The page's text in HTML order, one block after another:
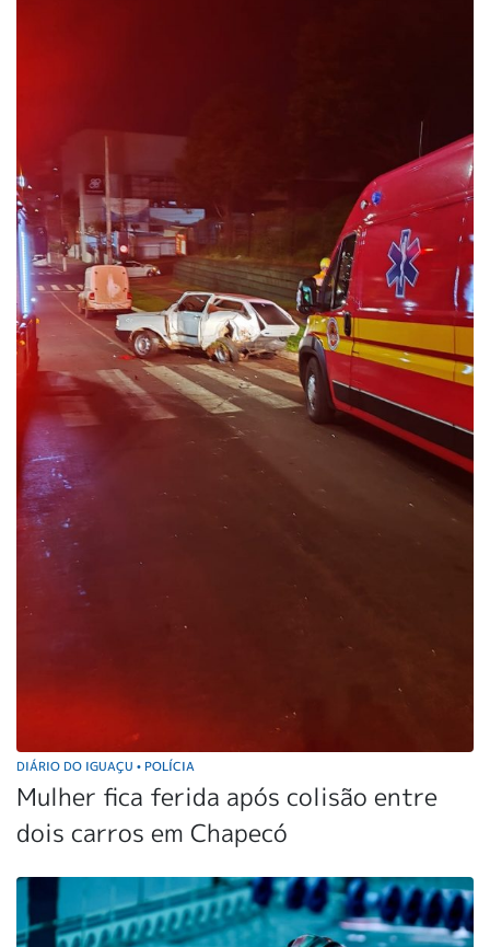
DIÁRIO DO IGUAÇU • POLÍCIA
Mulher fica ferida após colisão entre
dois carros em Chapecó